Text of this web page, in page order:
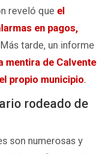
reveló que el
en pagos,
tarde, un informe
mentira de Calvente
propio municipio.
rodeado de
son numerosas y